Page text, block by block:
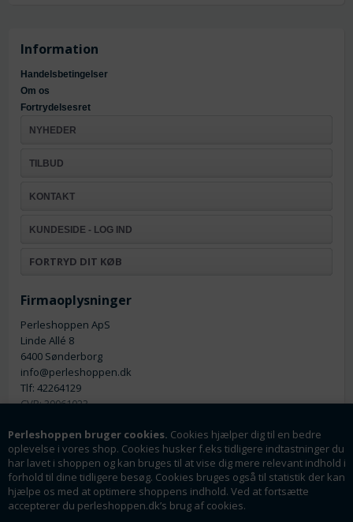
Perleshoppen bruger cookies. Cookies hjælper dig til en bedre
oplevelse i vores shop. Cookies husker f.eks tidligere indtastninger du
har lavet i shoppen og kan bruges til at vise dig mere relevant indhold i
forhold til dine tidligere besøg. Cookies bruges også til statistik der kan
hjælpe os med at optimere shoppens indhold. Ved at fortsætte
accepterer du perleshoppen.dk’s brug af cookies.
Information
Handelsbetingelser
Om os
Fortrydelsesret
NYHEDER
TILBUD
KONTAKT
KUNDESIDE - LOG IND
FORTRYD DIT KØB
Firmaoplysninger
Perleshoppen ApS
Linde Allé 8
6400 Sønderborg
info@perleshoppen.dk
Tlf: 42264129
CVR: 39061023
Nyhedsmail